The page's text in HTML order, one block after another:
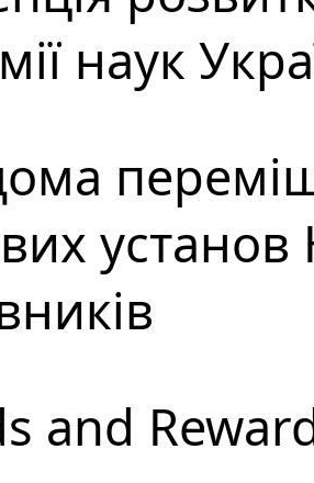
наук
установ
and